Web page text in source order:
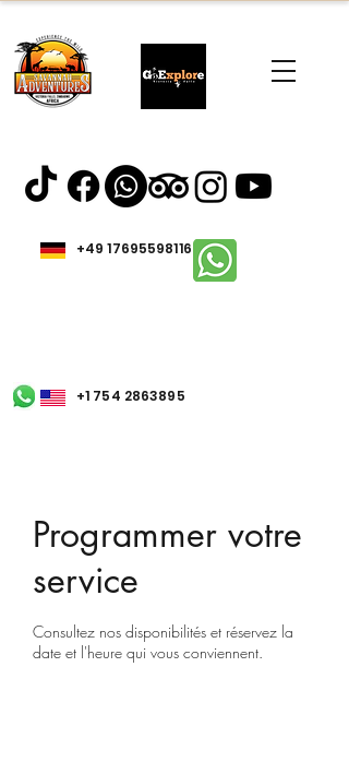
+49 17695598116
+1 754 2863895
Programmer votre
service
Consultez nos disponibilités et réservez la
date et l'heure qui vous conviennent.